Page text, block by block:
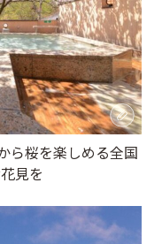
ら桜を楽しめる全国
見を